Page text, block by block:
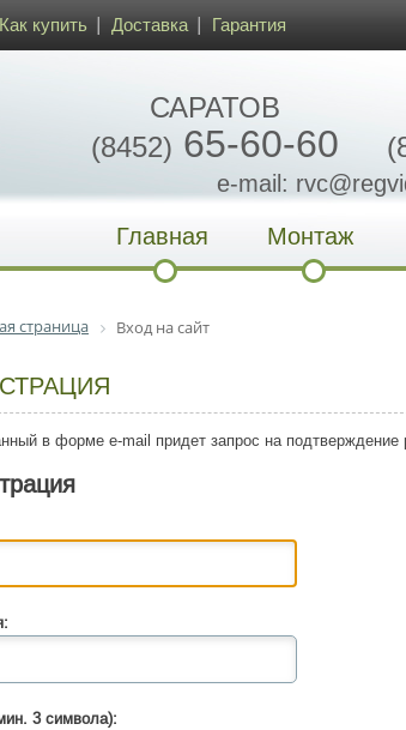
Как купить Доставка Гарантия
САРАТОВ
(8452) 65-60-60
e-mail:
Главная Монтаж
страница Вход на сайт
в форме e-mail придет запрос на подтверждение
3 символа):